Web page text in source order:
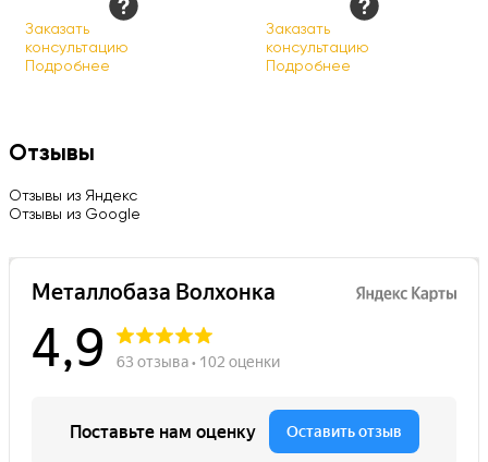
Заказать
консультацию
Подробнее
Заказать
консультацию
Подробнее
Отзывы
Отзывы из Яндекс
Отзывы из Google